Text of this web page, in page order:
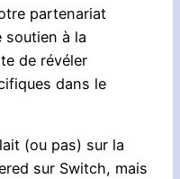
partenariat
soutien à la
de révéler
dans le
(ou pas) sur la
sur Switch, mais